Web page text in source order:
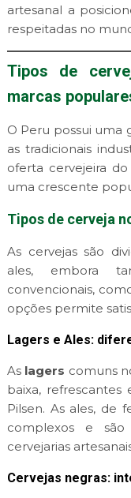
artesanal a
respeitadas no
Tipos de
marcas
O Peru possui uma
as tradicionais
oferta cervejeira
uma crescente
Tipos de cerveja
As cervejas são
ales, embora
convencionais,
opções permite
Lagers e Ales:
As lagers comuns
baixa, refrescantes
Pilsen. As ales, de
complexos e são
cervejarias
Cervejas negras: